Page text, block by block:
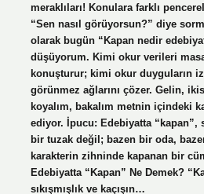
meraklıları! Konulara farklı
“Sen nasıl görüyorsun?” diye
olarak bugün “Kapan nedir
düşüyorum. Kimi okur verileri
konuşturur; kimi okur duyguların
görünmez ağlarını çözer. Gelin,
koyalım, bakalım metnin içindeki
ediyor. İpucu: Edebiyatta “kapan”,
bir tuzak değil; bazen bir oda,
karakterin zihninde kapanan bir
Edebiyatta “Kapan” Ne Demek?
sıkışmışlık ve kaçışın…